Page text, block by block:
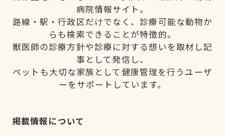
病院情報サイト。
路線・駅・行政区だけでなく、診療可能な動物か
らも検索できることが特徴的。
獣医師の診療方針や診療に対する想いを取材し記
事として発信し、
ペットも大切な家族として健康管理を行うユーザ
ーをサポートしています。
掲載情報について